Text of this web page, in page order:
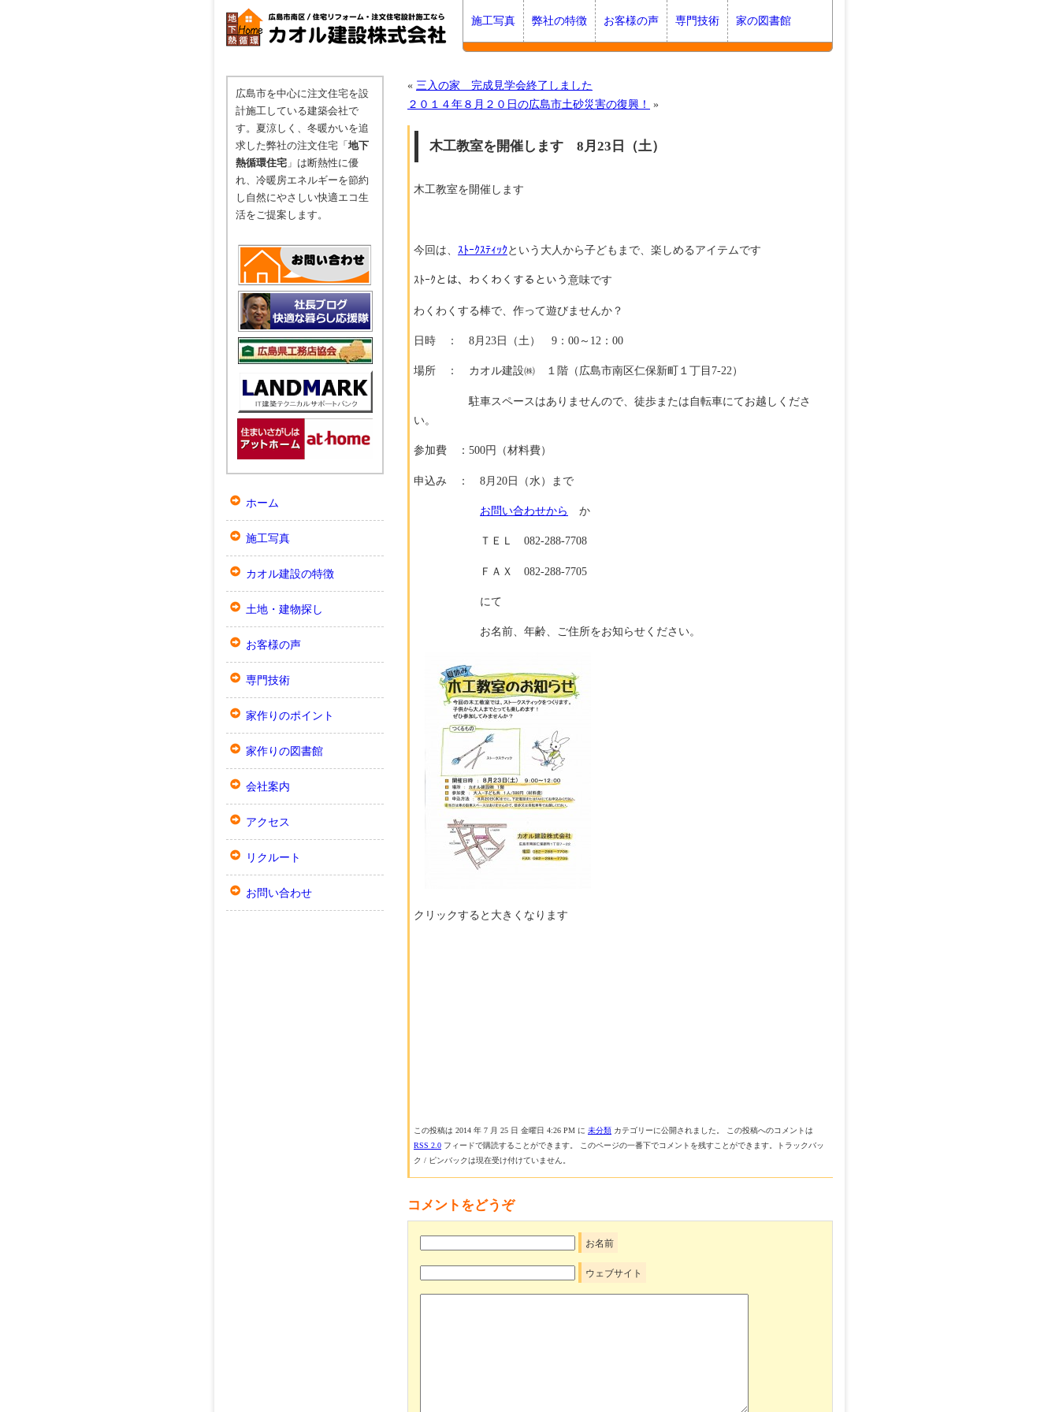
施工写真 弊社の特徴 お客様の声 専門技術 家の図書館
« 三入の家 完成見学会終了しました
２０１４年８月２０日の広島市土砂災害の復興！
»
木工教室を開催します 8月23日（土）
木工教室を開催します
今回は、 ｽﾄｰｸｽﾃｨｯｸという大人から子どもまで、楽しめるアイテムです
ｽﾄｰｸとは、わくわくするという意味です
わくわくする棒で、作って遊びませんか？
日時 ： 8月23日（土） 9：00～12：00
場所 ： カオル建設㈱ １階（広島市南区仁保新町１丁目7-22）
駐車スペースはありませんので、徒歩または自転車にてお越しくださ
い。
参加費 ：500円（材料費）
申込み ： 8月20日（水）まで
お問い合わせから か
ＴＥＬ 082-288-7708
ＦＡＸ 082-288-7705
にて
お名前、年齢、ご住所をお知らせください。
クリックすると大きくなります
この投稿は 2014 年 7 月 25 日 金曜日 4:26 PM に 未分類 カテゴリーに公開されました。 この投稿へのコメントは
RSS 2.0 フィードで購読することができます。 このページの一番下でコメントを残すことができます。トラックバッ
ク / ピンバックは現在受け付けていません。
コメントをどうぞ
お名前
ウェブサイト
広島市を中心に注文住宅を設
計施工している建築会社で
す。夏涼しく、冬暖かいを追
求した弊社の注文住宅「 地下
熱循環住宅 」は断熱性に優
れ、冷暖房エネルギーを節約
し自然にやさしい快適エコ生
活をご提案します。
ホーム
施工写真
カオル建設の特徴
土地・建物探し
お客様の声
専門技術
家作りのポイント
家作りの図書館
会社案内
アクセス
リクルート
お問い合わせ